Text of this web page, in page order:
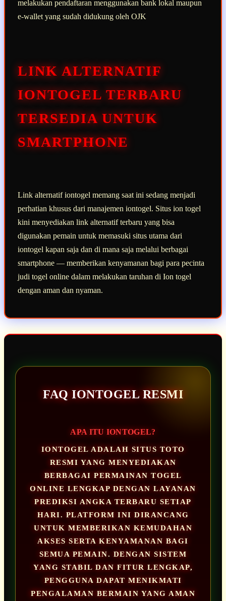
melakukan pendaftaran menggunakan bank lokal maupun
e-wallet yang sudah didukung oleh OJK
LINK ALTERNATIF
IONTOGEL TERBARU
TERSEDIA UNTUK
SMARTPHONE
Link alternatif iontogel memang saat ini sedang menjadi
perhatian khusus dari manajemen iontogel. Situs ion togel
kini menyediakan link alternatif terbaru yang bisa
digunakan pemain untuk memasuki situs utama dari
iontogel kapan saja dan di mana saja melalui berbagai
smartphone — memberikan kenyamanan bagi para pecinta
judi togel online dalam melakukan taruhan di Ion togel
dengan aman dan nyaman.
FAQ IONTOGEL RESMI
APA ITU IONTOGEL?
IONTOGEL ADALAH SITUS TOTO
RESMI YANG MENYEDIAKAN
BERBAGAI PERMAINAN TOGEL
ONLINE LENGKAP DENGAN LAYANAN
PREDIKSI ANGKA TERBARU SETIAP
HARI. PLATFORM INI DIRANCANG
UNTUK MEMBERIKAN KEMUDAHAN
AKSES SERTA KENYAMANAN BAGI
SEMUA PEMAIN. DENGAN SISTEM
YANG STABIL DAN FITUR LENGKAP,
PENGGUNA DAPAT MENIKMATI
PENGALAMAN BERMAIN YANG AMAN